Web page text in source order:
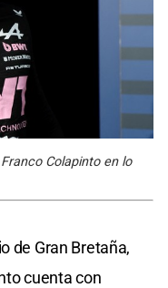
Colapinto en lo
de Gran Bretaña,
cuenta con